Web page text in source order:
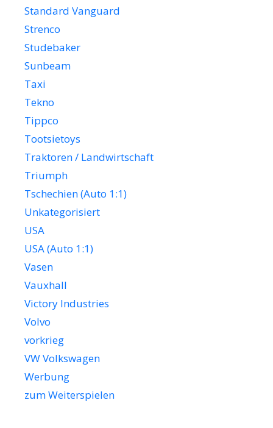
Standard Vanguard
Strenco
Studebaker
Sunbeam
Taxi
Tekno
Tippco
Tootsietoys
Traktoren / Landwirtschaft
Triumph
Tschechien (Auto 1:1)
Unkategorisiert
USA
USA (Auto 1:1)
Vasen
Vauxhall
Victory Industries
Volvo
vorkrieg
VW Volkswagen
Werbung
zum Weiterspielen